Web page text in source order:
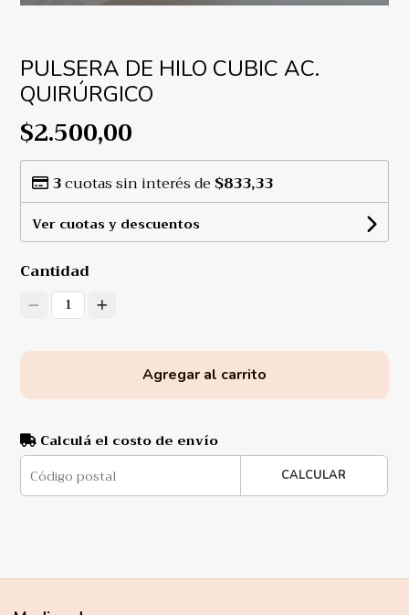
PULSERA DE HILO CUBIC AC.
QUIRÚRGICO
$2.500,00
3cuotas sin interés de $833,33
Ver cuotas y descuentos
Cantidad
1
Agregar al carrito
Calculá el costo de envío
CALCULAR